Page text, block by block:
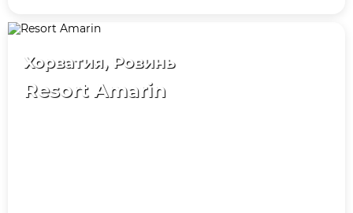
Хорватия, Ровинь
Resort Amarin